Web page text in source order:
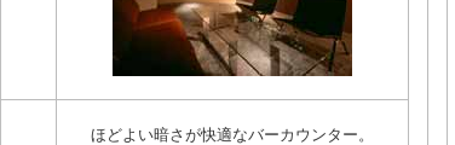
ほどよい暗さが快適なバーカウンター。